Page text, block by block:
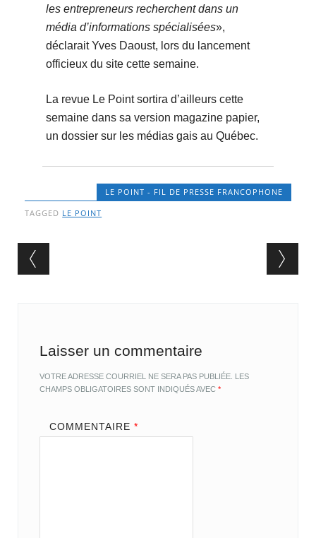
les entrepreneurs recherchent dans un
média d’informations spécialisées»,
déclarait Yves Daoust, lors du lancement
officieux du site cette semaine.
La revue Le Point sortira d’ailleurs cette
semaine dans sa version magazine papier,
un dossier sur les médias gais au Québec.
LE POINT - FIL DE PRESSE FRANCOPHONE
TAGGED LE POINT
Post navigation
Laisser un commentaire
VOTRE ADRESSE COURRIEL NE SERA PAS PUBLIÉE. LES
CHAMPS OBLIGATOIRES SONT INDIQUÉS AVEC*
COMMENTAIRE *